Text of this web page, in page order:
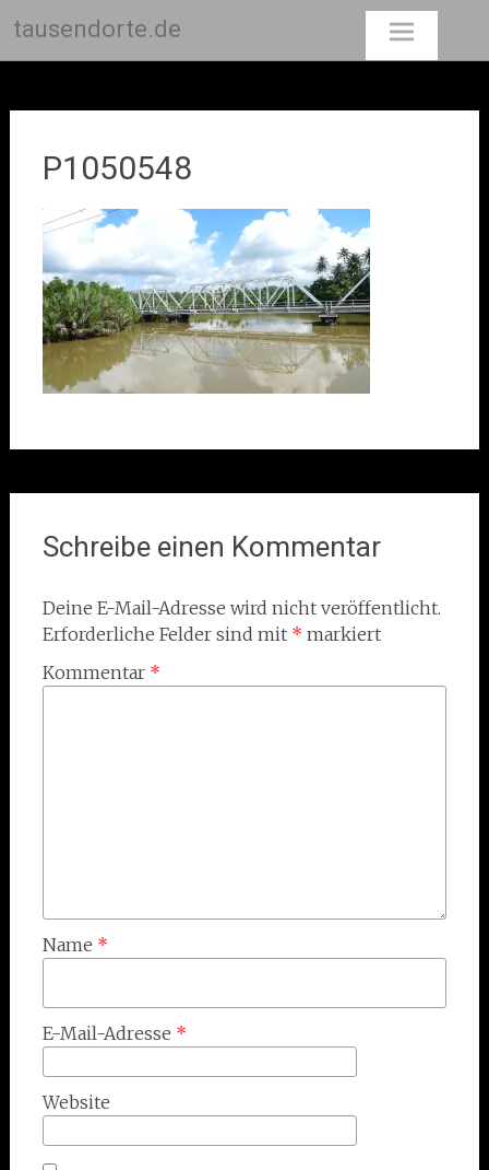
tausendorte.de
P1050548
Schreibe einen Kommentar
Deine E-Mail-Adresse wird nicht veröffentlicht.
Erforderliche Felder sind mit * markiert
Kommentar *
Name *
E-Mail-Adresse *
Website